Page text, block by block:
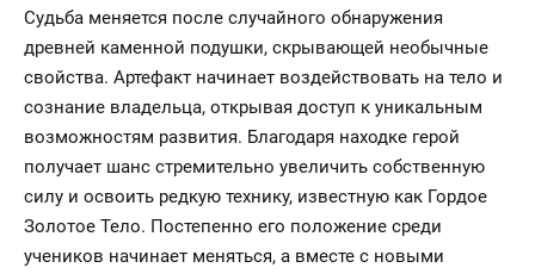
Судьба меняется после случайного обнаружения
древней каменной подушки, скрывающей необычные
свойства. Артефакт начинает воздействовать на тело и
сознание владельца, открывая доступ к уникальным
возможностям развития. Благодаря находке герой
получает шанс стремительно увеличить собственную
силу и освоить редкую технику, известную как Гордое
Золотое Тело. Постепенно его положение среди
учеников начинает меняться, а вместе с новыми